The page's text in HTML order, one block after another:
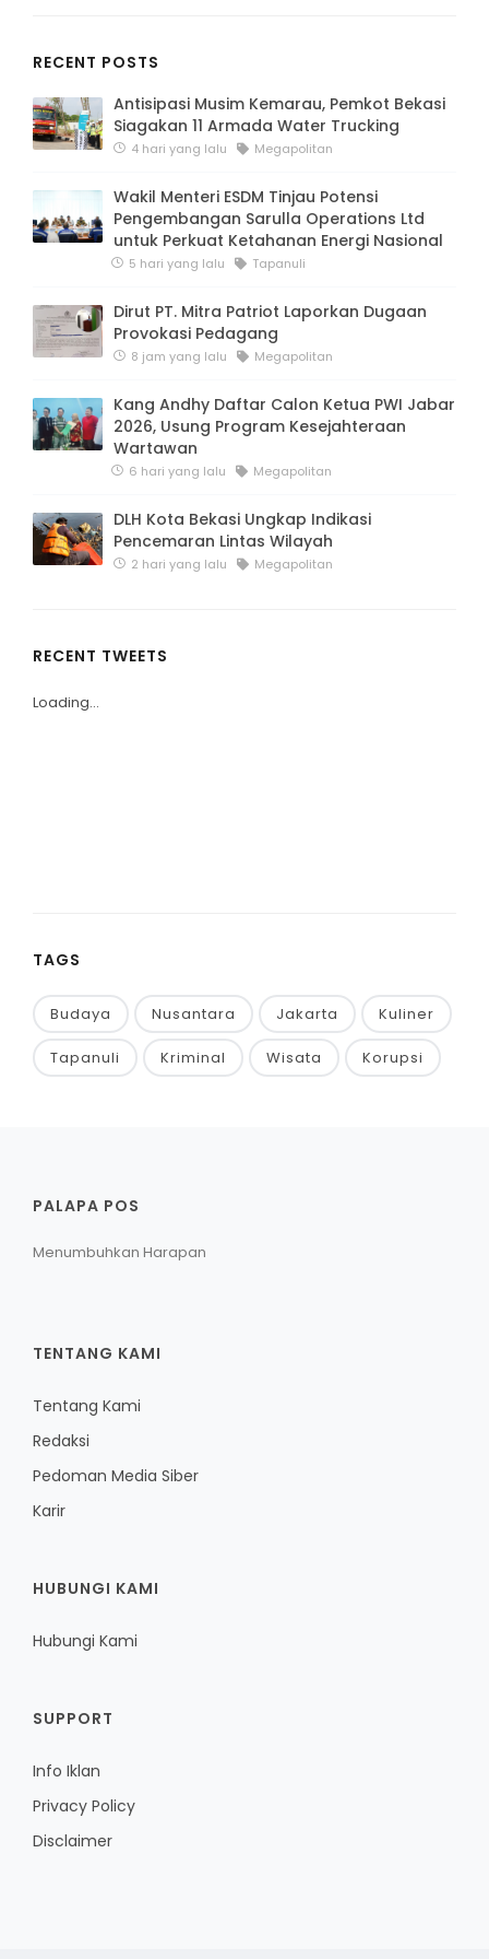
RECENT POSTS
Antisipasi Musim Kemarau, Pemkot Bekasi
Siagakan 11 Armada Water Trucking
4 hari yang lalu Megapolitan
Wakil Menteri ESDM Tinjau Potensi
Pengembangan Sarulla Operations Ltd
untuk Perkuat Ketahanan Energi Nasional
5 hari yang lalu Tapanuli
Dirut PT. Mitra Patriot Laporkan Dugaan
Provokasi Pedagang
8 jam yang lalu Megapolitan
Kang Andhy Daftar Calon Ketua PWI Jabar
2026, Usung Program Kesejahteraan
Wartawan
6 hari yang lalu Megapolitan
DLH Kota Bekasi Ungkap Indikasi
Pencemaran Lintas Wilayah
2 hari yang lalu Megapolitan
RECENT TWEETS
Loading...
TAGS
Budaya Nusantara Jakarta Kuliner
Tapanuli Kriminal Wisata Korupsi
PALAPA POS
Menumbuhkan Harapan
TENTANG KAMI
Tentang Kami
Redaksi
Pedoman Media Siber
Karir
HUBUNGI KAMI
Hubungi Kami
SUPPORT
Info Iklan
Privacy Policy
Disclaimer